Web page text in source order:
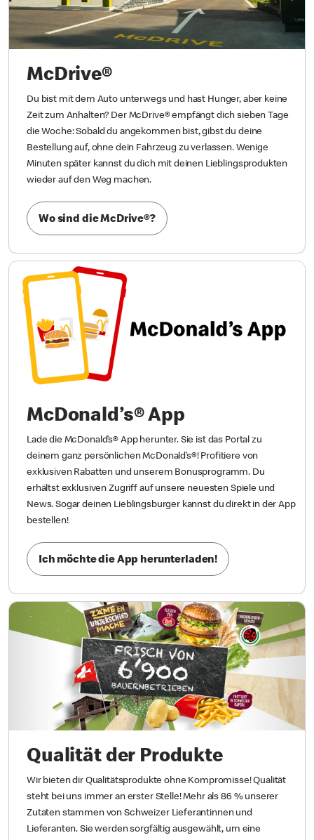
McDrive®
Du bist mit dem Auto unterwegs und hast Hunger, aber keine
Zeit zum Anhalten? Der McDrive® empfängt dich sieben Tage
die Woche: Sobald du angekommen bist, gibst du deine
Bestellung auf, ohne dein Fahrzeug zu verlassen. Wenige
Minuten später kannst du dich mit deinen Lieblingsprodukten
wieder auf den Weg machen.
Wo sind die McDrive®?
McDonald’s® App
Lade die McDonald’s® App herunter. Sie ist das Portal zu
deinem ganz persönlichen McDonald’s®! Profitiere von
exklusiven Rabatten und unserem Bonusprogramm. Du
erhältst exklusiven Zugriff auf unsere neuesten Spiele und
News. Sogar deinen Lieblingsburger kannst du direkt in der App
bestellen!
Ich möchte die App herunterladen!
Qualität der Produkte
Wir bieten dir Qualitätsprodukte ohne Kompromisse! Qualität
steht bei uns immer an erster Stelle! Mehr als 86 % unserer
Zutaten stammen von Schweizer Lieferantinnen und
Lieferanten. Sie werden sorgfältig ausgewählt, um eine